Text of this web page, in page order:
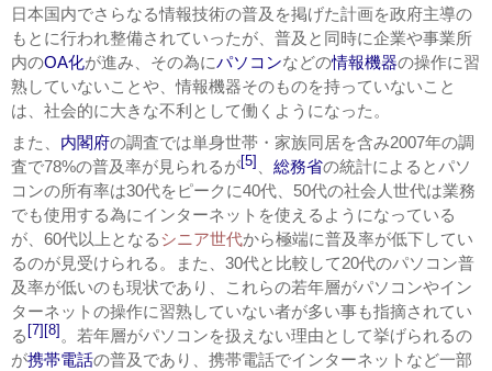
日本国内でさらなる情報技術の普及を掲げた計画を政府主導の
もとに行われ整備されていったが、普及と同時に企業や事業所
内のOA化が進み、その為にパソコンなどの情報機器の操作に習
熟していないことや、情報機器そのものを持っていないこと
は、社会的に大きな不利として働くようになった。
また、 内閣府の調査では単身世帯・家族同居を含み2007年の調
査で78%の普及率が見られるが [5] 総務省の統計によるとパソ
コンの所有率は30代をピークに40代、50代の社会人世代は業務
でも使用する為にインターネットを使えるようになっている
が、60代以上となるシニア世代から極端に普及率が低下してい
るのが見受けられる。また、30代と比較して20代のパソコン普
及率が低いのも現状であり、これらの若年層がパソコンやイン
ターネットの操作に習熟していない者が多い事も指摘されてい
る [7] [8] 。若年層がパソコンを扱えない理由として挙げられるの
が携帯電話の普及であり、携帯電話でインターネットなど一部